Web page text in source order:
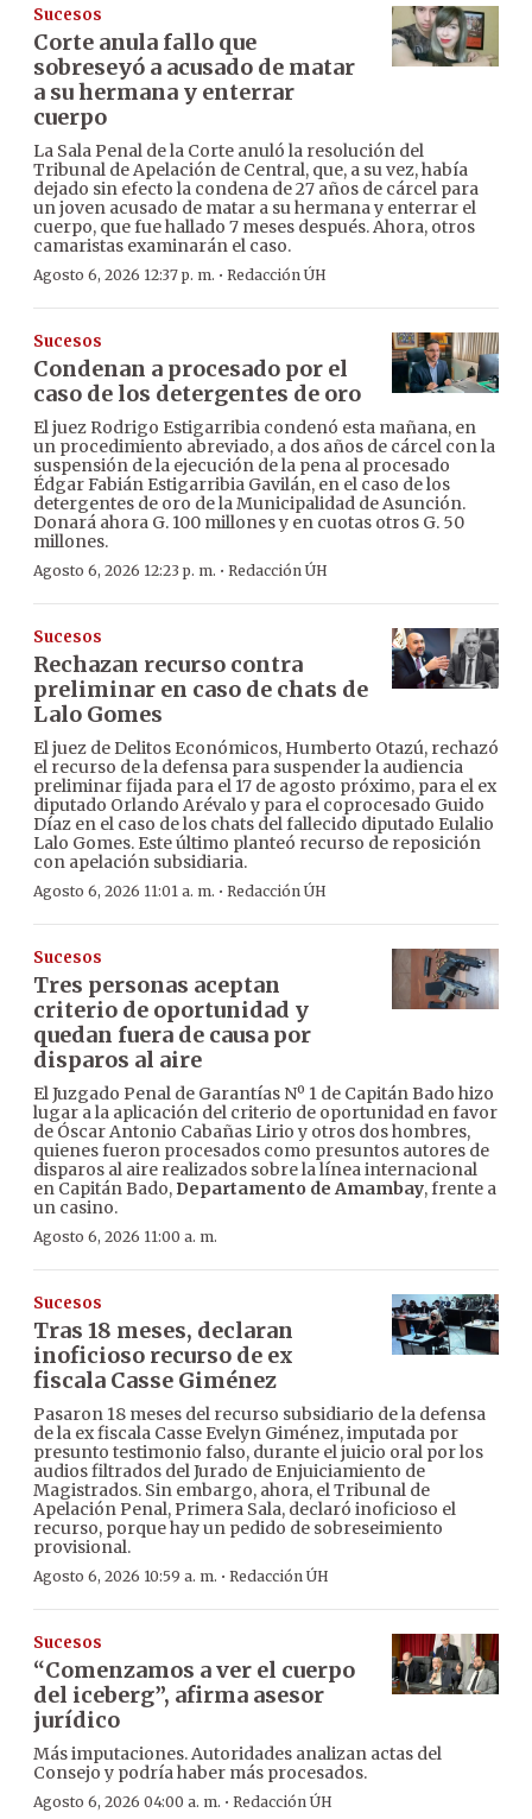
Sucesos
Corte anula fallo que
sobreseyó a acusado de matar
a su hermana y enterrar
cuerpo
La Sala Penal de la Corte anuló la resolución del
Tribunal de Apelación de Central, que, a su vez, había
dejado sin efecto la condena de 27 años de cárcel para
un joven acusado de matar a su hermana y enterrar el
cuerpo, que fue hallado 7 meses después. Ahora, otros
camaristas examinarán el caso.
Agosto 6, 2026 12:37 p. m. · Redacción ÚH
Sucesos
Condenan a procesado por el
caso de los detergentes de oro
El juez Rodrigo Estigarribia condenó esta mañana, en
un procedimiento abreviado, a dos años de cárcel con la
suspensión de la ejecución de la pena al procesado
Édgar Fabián Estigarribia Gavilán, en el caso de los
detergentes de oro de la Municipalidad de Asunción.
Donará ahora G. 100 millones y en cuotas otros G. 50
millones.
Agosto 6, 2026 12:23 p. m. · Redacción ÚH
Sucesos
Rechazan recurso contra
preliminar en caso de chats de
Lalo Gomes
El juez de Delitos Económicos, Humberto Otazú, rechazó
el recurso de la defensa para suspender la audiencia
preliminar fijada para el 17 de agosto próximo, para el ex
diputado Orlando Arévalo y para el coprocesado Guido
Díaz en el caso de los chats del fallecido diputado Eulalio
Lalo Gomes. Este último planteó recurso de reposición
con apelación subsidiaria.
Agosto 6, 2026 11:01 a. m. · Redacción ÚH
Sucesos
Tres personas aceptan
criterio de oportunidad y
quedan fuera de causa por
disparos al aire
El Juzgado Penal de Garantías Nº 1 de Capitán Bado hizo
lugar a la aplicación del criterio de oportunidad en favor
de Óscar Antonio Cabañas Lirio y otros dos hombres,
quienes fueron procesados como presuntos autores de
disparos al aire realizados sobre la línea internacional
en Capitán Bado, Departamento de Amambay, frente a
un casino.
Agosto 6, 2026 11:00 a. m.
Sucesos
Tras 18 meses, declaran
inoficioso recurso de ex
fiscala Casse Giménez
Pasaron 18 meses del recurso subsidiario de la defensa
de la ex fiscala Casse Evelyn Giménez, imputada por
presunto testimonio falso, durante el juicio oral por los
audios filtrados del Jurado de Enjuiciamiento de
Magistrados. Sin embargo, ahora, el Tribunal de
Apelación Penal, Primera Sala, declaró inoficioso el
recurso, porque hay un pedido de sobreseimiento
provisional.
Agosto 6, 2026 10:59 a. m. · Redacción ÚH
Sucesos
“Comenzamos a ver el cuerpo
del iceberg”, afirma asesor
jurídico
Más imputaciones. Autoridades analizan actas del
Consejo y podría haber más procesados.
Agosto 6, 2026 04:00 a. m. · Redacción ÚH